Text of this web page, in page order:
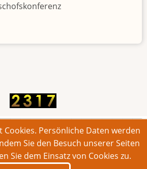
Alle Rechte vorbehalten.
Intern
Cookies. Persönliche Daten werden
Sie den Besuch unserer Seiten
Sie dem Einsatz von Cookies zu.